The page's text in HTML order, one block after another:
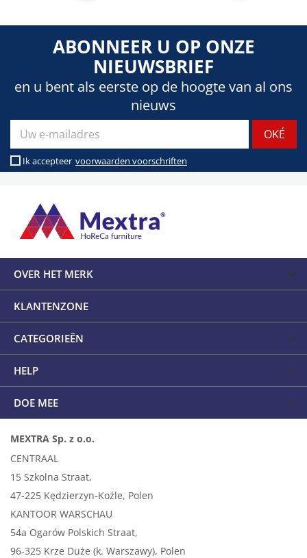
ABONNEER U OP ONZE
NIEUWSBRIEF
en u bent als eerste op de hoogte van al ons
nieuws
Ik accepteer voorwaarden voorschriften
OVER HET MERK
KLANTENZONE
CATEGORIEËN
HELP
DOE MEE
MEXTRA Sp. z o.o.
CENTRAAL
15 Szkolna Straat,
47-225 Kędzierzyn-Koźle, Polen
KANTOOR WARSCHAU
54a Ogarów Polskich Straat,
96-325 Krze Duże (k. Warszawy), Polen